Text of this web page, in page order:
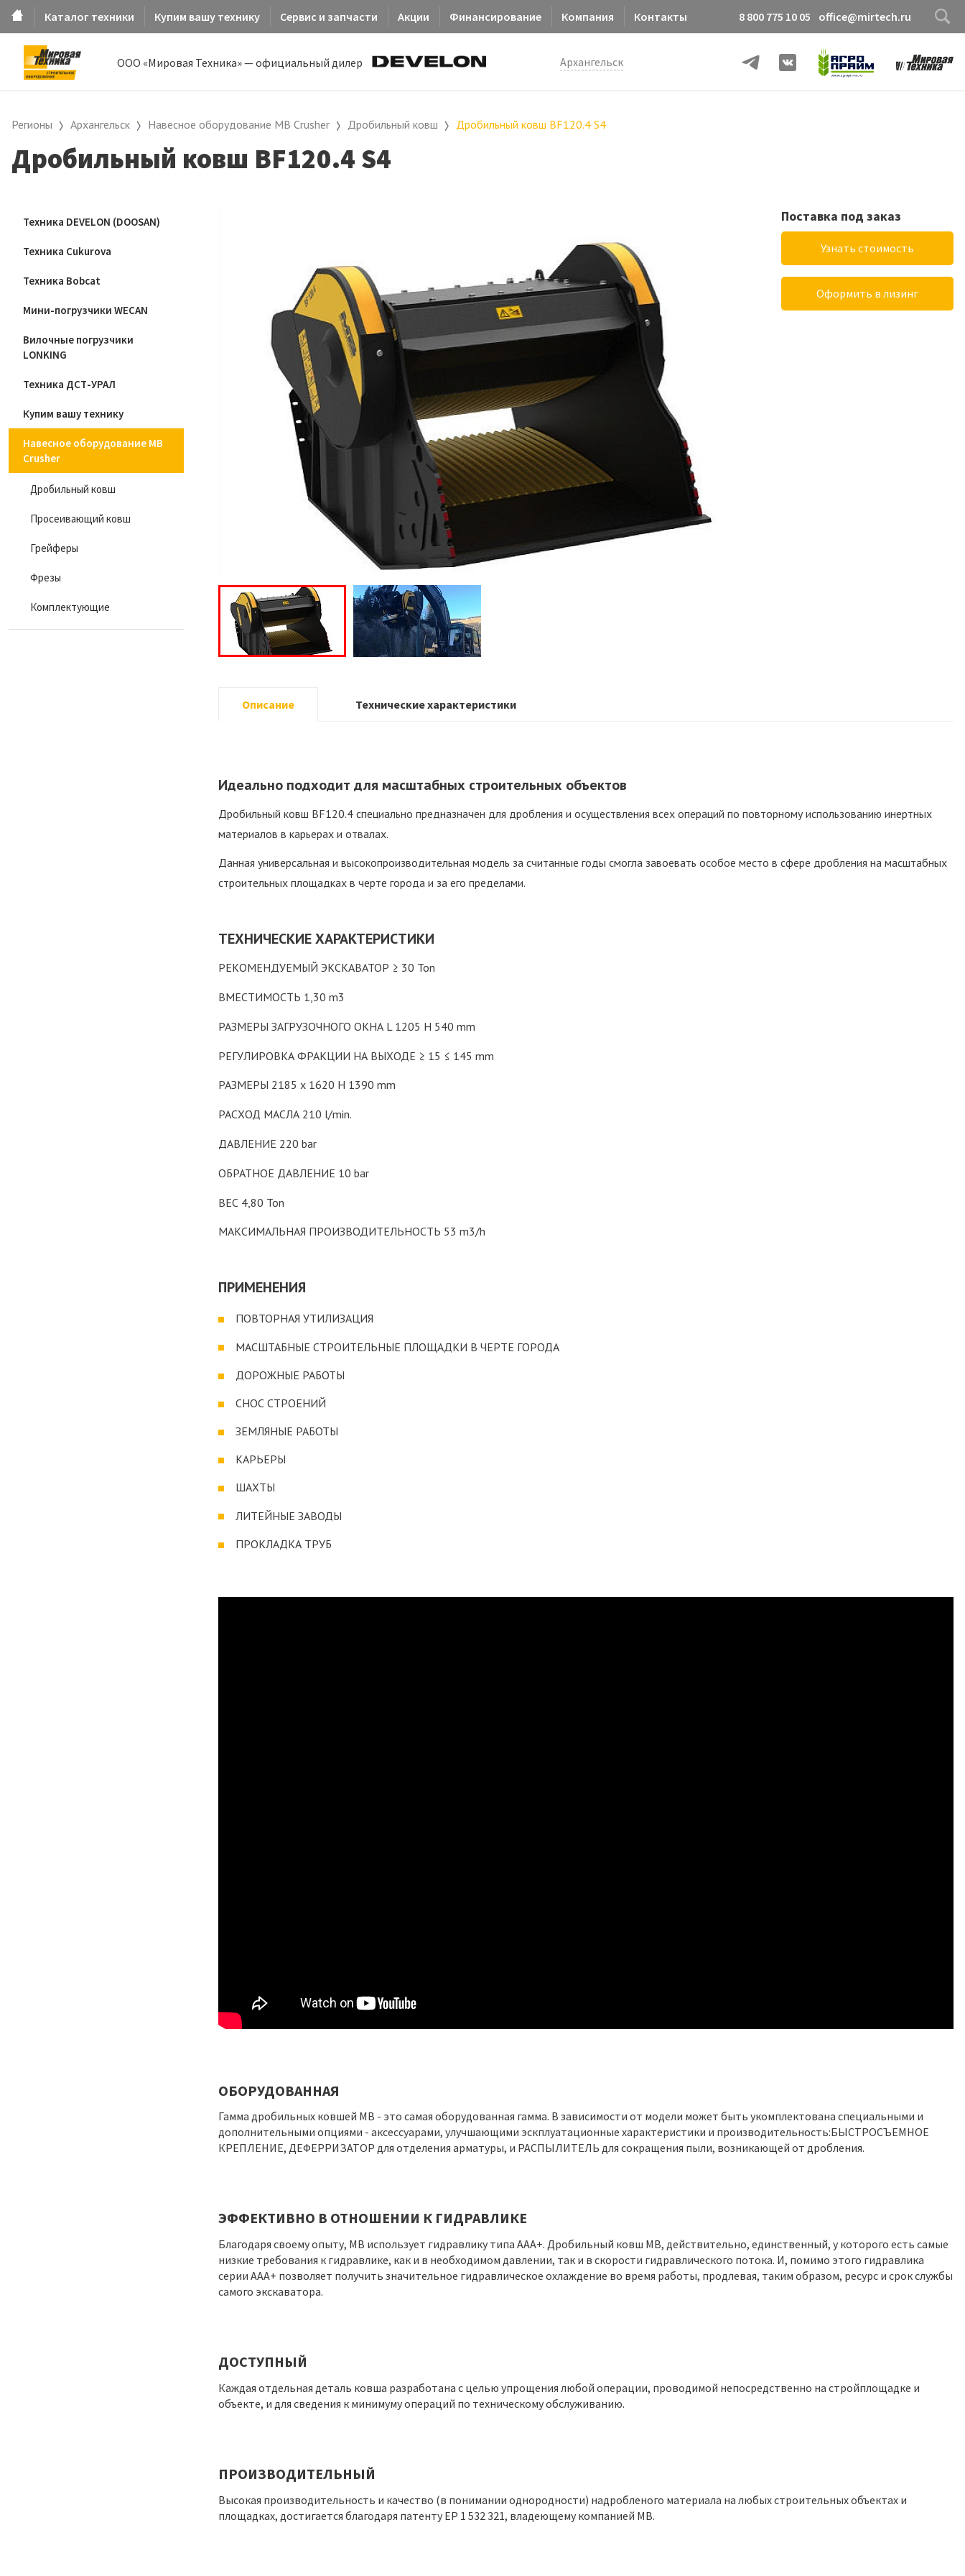
Каталог техники Купим вашу технику Сервис и запчасти Акции Финансирование Компания Контакты 8 800 775 10 05 office@mirtech.ru
ООО «Мировая Техника» — официальный дилер Архангельск
Регионы Архангельск Навесное оборудование MB Crusher Дробильный ковш Дробильный ковш BF120.4 S4
Дробильный ковш BF120.4 S4
Техника DEVELON (DOOSAN)
Техника Cukurova
Техника Bobcat
Мини-погрузчики WECAN
Вилочные погрузчики
LONKING
Техника ДСТ-УРАЛ
Купим вашу технику
Навесное оборудование MB
Crusher
Дробильный ковш
Просеивающий ковш
Грейферы
Фрезы
Комплектующие
Поставка под заказ
Узнать стоимость
Оформить в лизинг
Описание Технические характеристики
Идеально подходит для масштабных строительных объектов
Дробильный ковш BF120.4 специально предназначен для дробления и осуществления всех операций по повторному использованию инертных
материалов в карьерах и отвалах.
Данная универсальная и высокопроизводительная модель за считанные годы смогла завоевать особое место в сфере дробления на масштабных
строительных площадках в черте города и за его пределами.
ТЕХНИЧЕСКИЕ ХАРАКТЕРИСТИКИ
РЕКОМЕНДУЕМЫЙ ЭКСКАВАТОР ≥ 30 Ton
ВМЕСТИМОСТЬ 1,30 m3
РАЗМЕРЫ ЗАГРУЗОЧНОГО ОКНА L 1205 H 540 mm
РЕГУЛИРОВКА ФРАКЦИИ НА ВЫХОДЕ ≥ 15 ≤ 145 mm
РАЗМЕРЫ 2185 x 1620 H 1390 mm
РАСХОД МАСЛА 210 l/min.
ДАВЛЕНИЕ 220 bar
ОБРАТНОЕ ДАВЛЕНИЕ 10 bar
ВЕС 4,80 Ton
МАКСИМАЛЬНАЯ ПРОИЗВОДИТЕЛЬНОСТЬ 53 m3/h
ПРИМЕНЕНИЯ
ПОВТОРНАЯ УТИЛИЗАЦИЯ
МАСШТАБНЫЕ СТРОИТЕЛЬНЫЕ ПЛОЩАДКИ В ЧЕРТЕ ГОРОДА
ДОРОЖНЫЕ РАБОТЫ
СНОС СТРОЕНИЙ
ЗЕМЛЯНЫЕ РАБОТЫ
КАРЬЕРЫ
ШАХТЫ
ЛИТЕЙНЫЕ ЗАВОДЫ
ПРОКЛАДКА ТРУБ
ОБОРУДОВАННАЯ
Гамма дробильных ковшей MB - это самая оборудованная гамма. В зависимости от модели может быть укомплектована специальными и
дополнительными опциями - аксессуарами, улучшающими эскплуатационные характеристики и производительность:БЫСТРОСЪЕМНОЕ
КРЕПЛЕНИЕ, ДЕФЕРРИЗАТОР для отделения арматуры, и РАСПЫЛИТЕЛЬ для сокращения пыли, возникающей от дробления.
ЭФФЕКТИВНО В ОТНОШЕНИИ К ГИДРАВЛИКЕ
Благодаря своему опыту, MB использует гидравлику типа ААА+. Дробильный ковш MB, действительно, единственный, у которого есть самые
низкие требования к гидравлике, как и в необходимом давлении, так и в скорости гидравлического потока. И, помимо этого гидравлика
серии ААА+ позволяет получить значительное гидравлическое охлаждение во время работы, продлевая, таким образом, ресурс и срок службы
самого экскаватора.
ДОСТУПНЫЙ
Каждая отдельная деталь ковша разработана с целью упрощения любой операции, проводимой непосредственно на стройплощадке и
объекте, и для сведения к минимуму операций по техническому обслуживанию.
ПРОИЗВОДИТЕЛЬНЫЙ
Высокая производительность и качество (в понимании однородности) надробленого материала на любых строительных объектах и
площадках, достигается благодаря патенту EP 1 532 321, владеющему компанией MB.